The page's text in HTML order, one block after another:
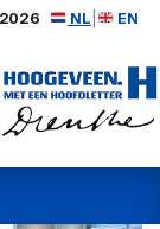
NL EN